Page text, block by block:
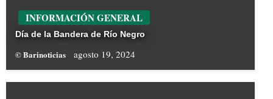
INFORMACIÓN GENERAL
Día de la Bandera de Río Negro
© Barinoticias agosto 19, 2024